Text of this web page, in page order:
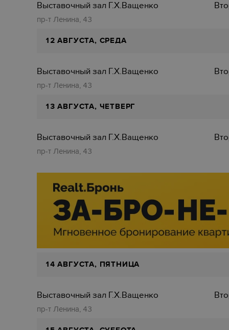
Выставочный зал Г.Х.Ващенко
пр-т Ленина, 43
12 АВГУСТА, СРЕДА
Выставочный зал Г.Х.Ващенко
пр-т Ленина, 43
13 АВГУСТА, ЧЕТВЕРГ
Выставочный зал Г.Х.Ващенко
пр-т Ленина, 43
14 АВГУСТА, ПЯТНИЦА
Выставочный зал Г.Х.Ващенко
пр-т Ленина, 43